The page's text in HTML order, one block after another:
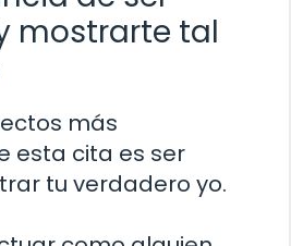
mostrarte tal
más
esta cita es ser
tu verdadero yo.